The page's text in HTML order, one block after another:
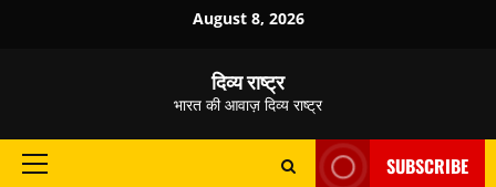
August 8, 2026
दिव्य राष्ट्र
भारत की आवाज़ दिव्य राष्ट्र
Primary
SUBSCRIBE